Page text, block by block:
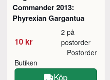
Commander 2013:
Phyrexian Gargantua
10 kr
2 på
postorder
Butiken
Postorder
Köp